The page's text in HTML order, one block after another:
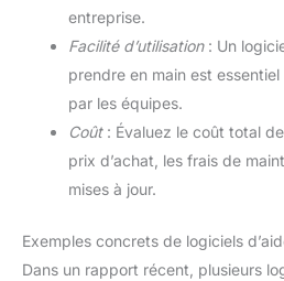
entreprise.
Facilité d’utilisation: Un
prendre en main est
par les équipes.
Coût: Évaluez le coût total
prix d’achat, les frais de
mises à jour.
Exemples concrets de logiciels
Dans un rapport récent, plusieurs